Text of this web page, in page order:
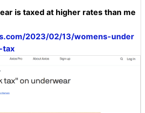
is taxed at higher rates than me
2023/02/13/womens-under
tax